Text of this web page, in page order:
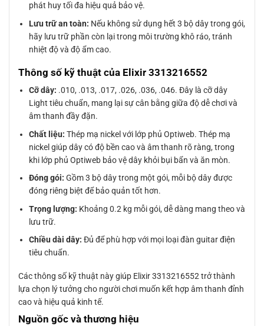
phát huy tối đa hiệu quả bảo vệ.
Lưu trữ an toàn: Nếu không sử dụng hết 3 bộ dây trong gói,
hãy lưu trữ phần còn lại trong môi trường khô ráo, tránh
nhiệt độ và độ ẩm cao.
Thông số kỹ thuật của Elixir 3313216552
Cỡ dây: .010, .013, .017, .026, .036, .046. Đây là cỡ dây
Light tiêu chuẩn, mang lại sự cân bằng giữa độ dễ chơi và
âm thanh đầy đặn.
Chất liệu: Thép mạ nickel với lớp phủ Optiweb. Thép mạ
nickel giúp dây có độ bền cao và âm thanh rõ ràng, trong
khi lớp phủ Optiweb bảo vệ dây khỏi bụi bẩn và ăn mòn.
Đóng gói: Gồm 3 bộ dây trong một gói, mỗi bộ dây được
đóng riêng biệt để bảo quản tốt hơn.
Trọng lượng: Khoảng 0.2 kg mỗi gói, dễ dàng mang theo và
lưu trữ.
Chiều dài dây: Đủ để phù hợp với mọi loại đàn guitar điện
tiêu chuẩn.
Các thông số kỹ thuật này giúp Elixir 3313216552 trở thành
lựa chọn lý tưởng cho người chơi muốn kết hợp âm thanh đỉnh
cao và hiệu quả kinh tế.
Nguồn gốc và thương hiệu